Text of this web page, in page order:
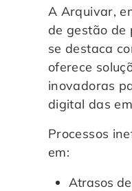
Assinatura Digital
Auditoria de
Transformação
Gestão do
Controle e
Cooperativas
A Arquivar,
de gestão de
se destaca
oferece
inovadoras
digital das
Processos
em:
Atrasos